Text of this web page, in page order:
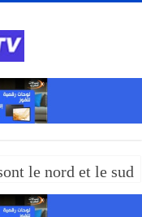
le nord et le